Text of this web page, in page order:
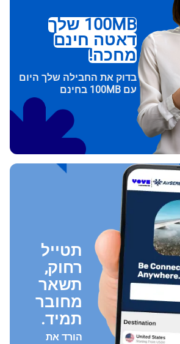
100MB שלך
דאטה חינם
מחכה!
בדוק את החבילה שלך היום
עם 100MB בחינם
תטייל
רחוק,
תשאר
מחובר
תמיד.
הורד את